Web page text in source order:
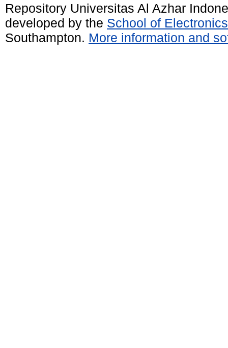
Repository Universitas Al Azhar
developed by the School of
Southampton. More information and